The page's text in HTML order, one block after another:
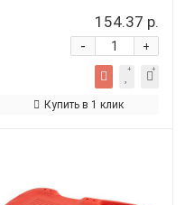
154.37 р.
+
-
Купить в 1 клик